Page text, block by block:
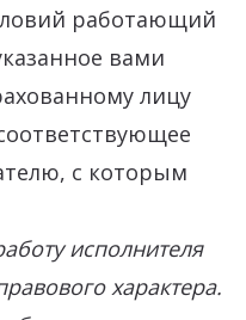
работающий
вами
лицу
с которым
исполнителя
характера.